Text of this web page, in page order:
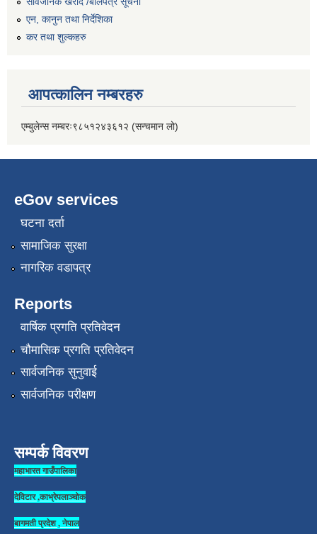
एन, कानुन तथा निर्देशिका
कर तथा शुल्कहरु
आपत्कालिन नम्बरहरु
एम्बुलेन्स नम्बरः९८५१२४३६१२ (सन्चमान लो)
eGov services
घटना दर्ता
सामाजिक सुरक्षा
नागरिक वडापत्र
Reports
वार्षिक प्रगति प्रतिवेदन
चौमासिक प्रगति प्रतिवेदन
सार्वजनिक सुनुवाई
सार्वजनिक परीक्षण
सम्पर्क विवरण
महाभारत गाउँपालिका
देविटार ,काभ्रेपलाञ्चोक
बागमती प्रदेश , नेपाल